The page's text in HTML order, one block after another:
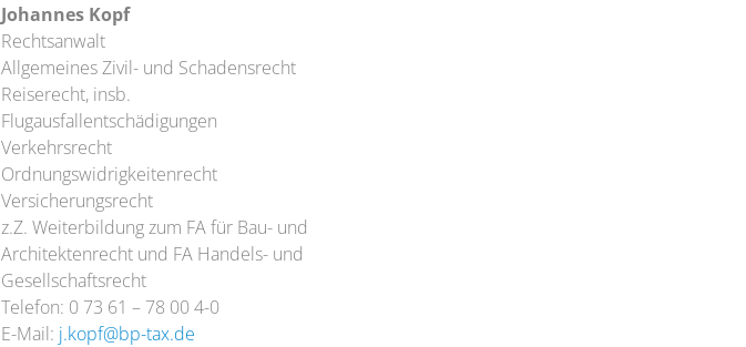
Johannes Kopf
Rechtsanwalt
Allgemeines Zivil- und Schadensrecht
Reiserecht, insb.
Flugausfallentschädigungen
Verkehrsrecht
Ordnungswidrigkeitenrecht
Versicherungsrecht
z.Z. Weiterbildung zum FA für Bau- und
Architektenrecht und FA Handels- und
Gesellschaftsrecht
Telefon: 0 73 61 – 78 00 4-0
E-Mail: j.kopf@bp-tax.de